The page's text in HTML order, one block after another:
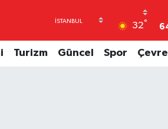
32°
Turizm Güncel Spor Çevre